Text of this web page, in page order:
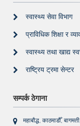
स्वास्थ्य सेवा विभाग
प्राविधिक शिक्षा र
स्वास्थ्य तथा खाद्य
राष्ट्रिय ट्रमा सेन्टर
सम्पर्क ठेगाना
महाबौद्ध, काठमाडौँ,